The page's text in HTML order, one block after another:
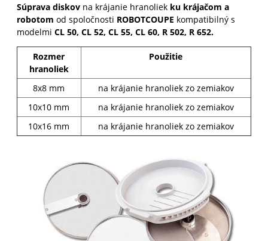
Súprava diskovna krájanie hranoliekku krájačom a
robotom od spoločnosti ROBOTCOUPE kompatibilný s
modelmi CL 50, CL 52, CL 55, CL 60, R 502, R 652.
Rozmer
hranoliek
Použitie
8x8 mm
na krájanie hranoliek zo zemiakov
10x10 mm
na krájanie hranoliek zo zemiakov
10x16 mm
na krájanie hranoliek zo zemiakov